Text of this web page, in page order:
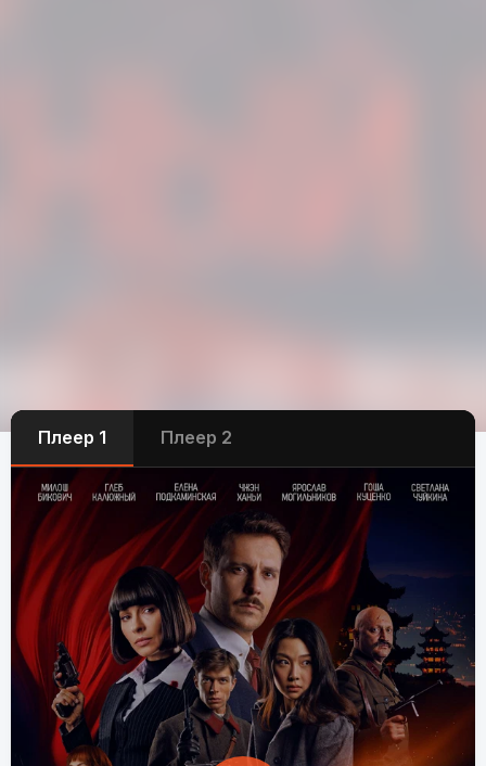
Плеер 1 Плеер 2